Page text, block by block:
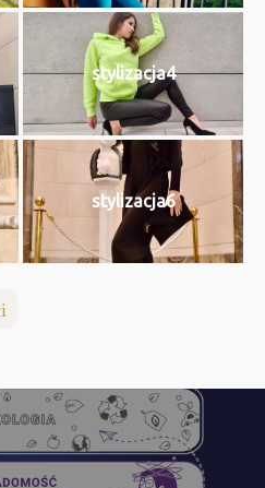
stylizacja4
stylizacja6